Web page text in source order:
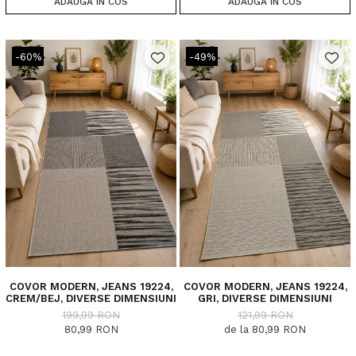
-60%
COVOR MODERN, JEANS 19224,
CREM/BEJ, DIVERSE DIMENSIUNI
199,99 RON
80,99 RON
-49%
COVOR MODERN, JEANS 19224,
GRI, DIVERSE DIMENSIUNI
121,99 RON
de la 80,99 RON